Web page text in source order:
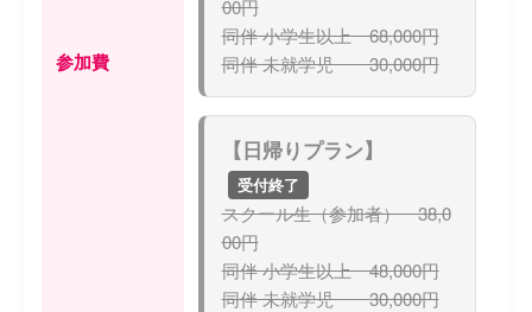
参加費
00円
同伴 小学生以上 68,000円
同伴 未就学児 30,000円
【日帰りプラン】
受付終了
スクール生（参加者） 38,0
00円
同伴 小学生以上 48,000円
同伴 未就学児 30,000円